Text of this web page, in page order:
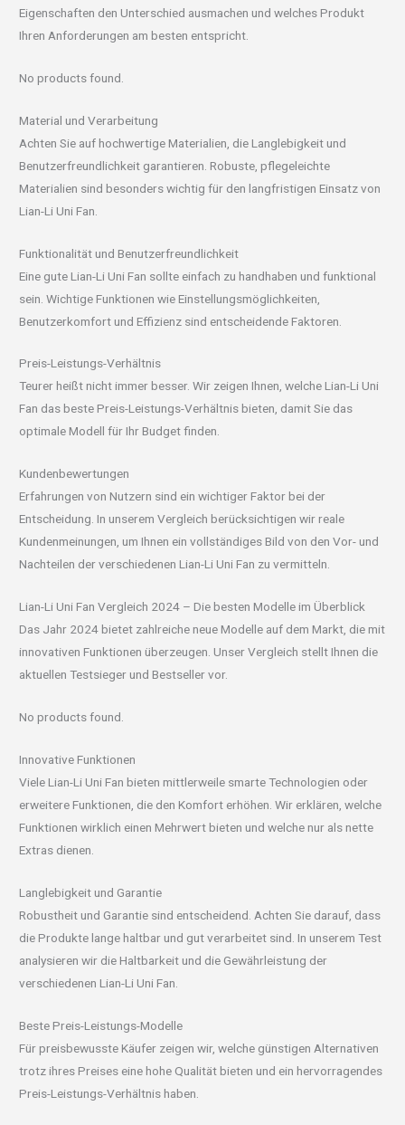
Eigenschaften den Unterschied ausmachen und welches Produkt
Ihren Anforderungen am besten entspricht.
No products found.
Material und Verarbeitung
Achten Sie auf hochwertige Materialien, die Langlebigkeit und
Benutzerfreundlichkeit garantieren. Robuste, pflegeleichte
Materialien sind besonders wichtig für den langfristigen Einsatz von
Lian-Li Uni Fan.
Funktionalität und Benutzerfreundlichkeit
Eine gute Lian-Li Uni Fan sollte einfach zu handhaben und funktional
sein. Wichtige Funktionen wie Einstellungsmöglichkeiten,
Benutzerkomfort und Effizienz sind entscheidende Faktoren.
Preis-Leistungs-Verhältnis
Teurer heißt nicht immer besser. Wir zeigen Ihnen, welche Lian-Li Uni
Fan das beste Preis-Leistungs-Verhältnis bieten, damit Sie das
optimale Modell für Ihr Budget finden.
Kundenbewertungen
Erfahrungen von Nutzern sind ein wichtiger Faktor bei der
Entscheidung. In unserem Vergleich berücksichtigen wir reale
Kundenmeinungen, um Ihnen ein vollständiges Bild von den Vor- und
Nachteilen der verschiedenen Lian-Li Uni Fan zu vermitteln.
Lian-Li Uni Fan Vergleich 2024 – Die besten Modelle im Überblick
Das Jahr 2024 bietet zahlreiche neue Modelle auf dem Markt, die mit
innovativen Funktionen überzeugen. Unser Vergleich stellt Ihnen die
aktuellen Testsieger und Bestseller vor.
No products found.
Innovative Funktionen
Viele Lian-Li Uni Fan bieten mittlerweile smarte Technologien oder
erweitere Funktionen, die den Komfort erhöhen. Wir erklären, welche
Funktionen wirklich einen Mehrwert bieten und welche nur als nette
Extras dienen.
Langlebigkeit und Garantie
Robustheit und Garantie sind entscheidend. Achten Sie darauf, dass
die Produkte lange haltbar und gut verarbeitet sind. In unserem Test
analysieren wir die Haltbarkeit und die Gewährleistung der
verschiedenen Lian-Li Uni Fan.
Beste Preis-Leistungs-Modelle
Für preisbewusste Käufer zeigen wir, welche günstigen Alternativen
trotz ihres Preises eine hohe Qualität bieten und ein hervorragendes
Preis-Leistungs-Verhältnis haben.